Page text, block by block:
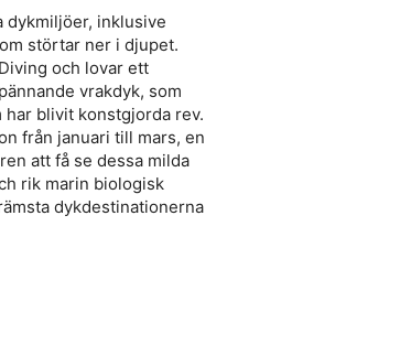
dykmiljöer, inklusive
störtar ner i djupet.
och lovar ett
vrakdyk, som
blivit konstgjorda rev.
från januari till mars, en
att få se dessa milda
rik marin biologisk
dykdestinationerna